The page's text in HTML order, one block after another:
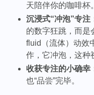
天陪伴你的咖啡杯。
沉浸式“冲泡”专注
的数字狂跳，而是
fluid（流体）动效
作，它冲泡，这种
收获专注的小确幸
也“品尝”完毕。